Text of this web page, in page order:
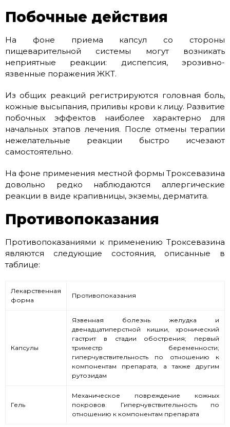
Побочные действия
На фоне приема капсул со стороны
пищеварительной системы могут возникать
неприятные реакции: диспепсия, эрозивно-
язвенные поражения ЖКТ.
Из общих реакций регистрируются головная боль,
кожные высыпания, приливы крови к лицу. Развитие
побочных эффектов наиболее характерно для
начальных этапов лечения. После отмены терапии
нежелательные реакции быстро исчезают
самостоятельно.
На фоне применения местной формы Троксевазина
довольно редко наблюдаются аллергические
реакции в виде крапивницы, экземы, дерматита.
Противопоказания
Противопоказаниями к применению Троксевазина
являются следующие состояния, описанные в
таблице:
Лекарственная
форма
Противопоказания
Капсулы
Язвенная болезнь желудка и
двенадцатиперстной кишки, хронический
гастрит в стадии обострения; первый
триместр беременности;
гиперчувствительность по отношению к
компонентам препарата, а также другим
рутозидам
Гель
Механическое повреждение кожных
покровов. Гиперчувствительность по
отношению к компонентам препарата